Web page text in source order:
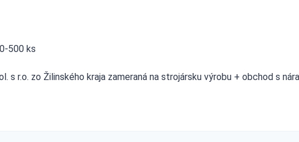
500 ks
s r.o. zo Žilinského kraja zameraná na strojársku výrobu + obchod s